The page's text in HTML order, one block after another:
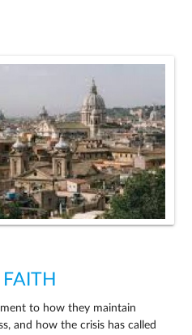
to how they maintain
and how the crisis has called